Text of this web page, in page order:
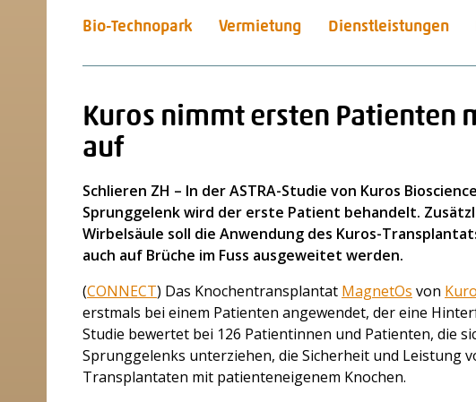
Bio-Technopark Vermietung Dienstleistungen
Kuros nimmt ersten Patienten
auf
Schlieren ZH – In der ASTRA-Studie von Kuros
Sprunggelenk wird der erste Patient behandelt.
Wirbelsäule soll die Anwendung des Kuros-
auch auf Brüche im Fuss ausgeweitet werden.
(CONNECT) Das Knochentransplantat MagnetOs von
erstmals bei einem Patienten angewendet, der eine
Studie bewertet bei 126 Patientinnen und Patienten, die
Sprunggelenks unterziehen, die Sicherheit und Leistung
Transplantaten mit patienteneigenem Knochen.